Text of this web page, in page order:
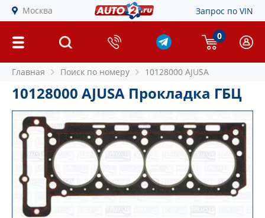
Москва Запрос по VIN
0
Главная Поиск по номеру 10128000 AJUSA
10128000 AJUSA Прокладка ГБЦ